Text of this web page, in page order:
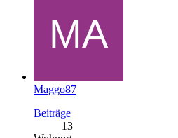
Maggo87
Beiträge
13